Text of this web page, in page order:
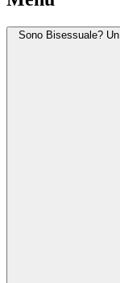
Sono Bisessuale?